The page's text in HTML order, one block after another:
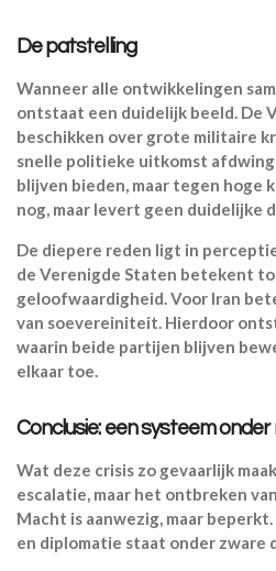
De patstelling
Wanneer alle ontwikkelingen
ontstaat een duidelijk beeld. De
beschikken over grote militaire
snelle politieke uitkomst
blijven bieden, maar tegen hoge
nog, maar levert geen duidelijke
De diepere reden ligt in
de Verenigde Staten betekent
geloofwaardigheid. Voor Iran
van soevereiniteit. Hierdoor
waarin beide partijen blijven
elkaar toe.
Conclusie: een systeem
Wat deze crisis zo gevaarlijk
escalatie, maar het ontbreken
Macht is aanwezig, maar
en diplomatie staat onder zware